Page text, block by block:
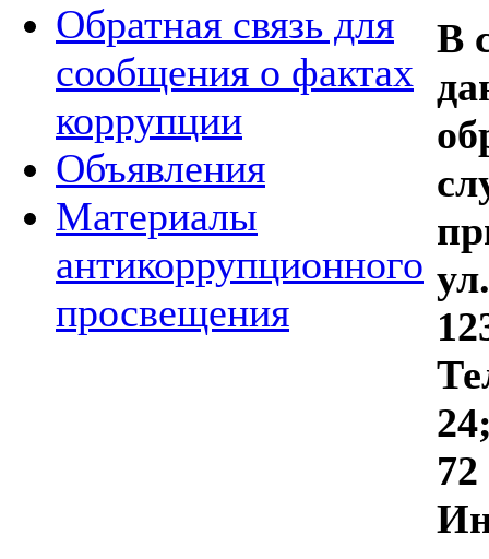
Обратная связь для
сообщения о фактах
коррупции
Объявления
Материалы
антикоррупционного
просвещения
В
24
72